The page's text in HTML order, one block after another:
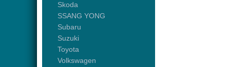
Skoda
SSANG YONG
Subaru
Suzuki
Toyota
Volkswagen